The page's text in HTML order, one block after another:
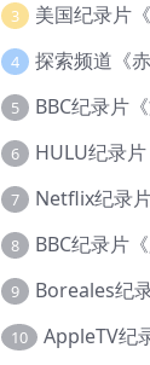
3
4
5
6
7
8
9
10